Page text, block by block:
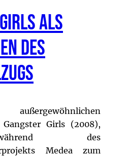
als
des
Girls (2008),
des
Medea zum